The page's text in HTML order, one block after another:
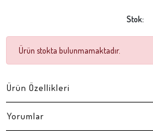
Stok:
Ürün stokta bulunmamaktadır.
Ürün Özellikleri
Yorumlar